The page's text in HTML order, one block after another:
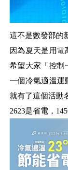
這不是數發部的
因為夏天是用電
希望大家「控制
一個冷氣適溫運
就有了這個活動
2623是省電，